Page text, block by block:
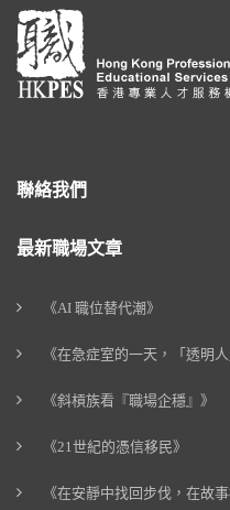
聯絡我們
最新職場文章
《AI 職位替代潮》
《在急症室的一天，「透明
《斜槓族看『職場企穩』》
《21世紀的憑信移民》
《在安靜中找回步伐，在故